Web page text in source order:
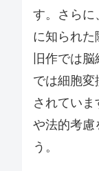
す。さらに
に知られた
旧作では
では細胞変
されてい
や法的考慮
う。